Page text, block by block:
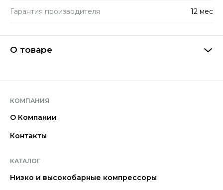
Гарантия производителя 12 мес
О товаре
КОМПАНИЯ
О Компании
Контакты
КАТАЛОГ
Низко и высокобарные компрессоры